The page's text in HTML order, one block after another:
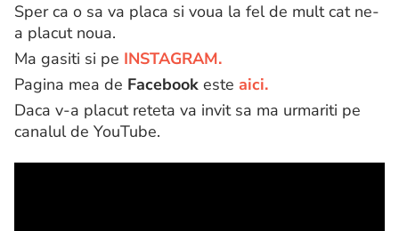
Sper ca o sa va placa si voua la fel de mult cat ne-
a placut noua.
Ma gasiti si pe INSTAGRAM.
Pagina mea de Facebook este aici.
Daca v-a placut reteta va invit sa ma urmariti pe
canalul de YouTube.